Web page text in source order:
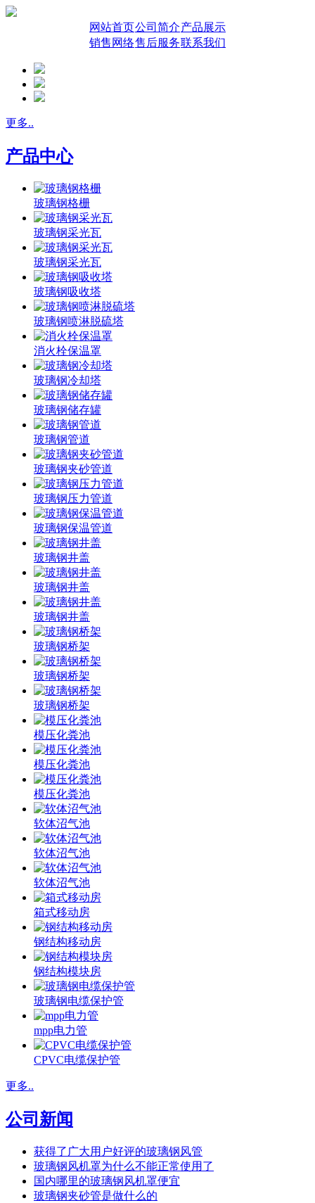
网站首页公司简介产品展示
销售网络售后服务联系我们
更多..
产品中心
玻璃钢格栅
玻璃钢采光瓦
玻璃钢采光瓦
玻璃钢吸收塔
玻璃钢喷淋脱硫塔
消火栓保温罩
玻璃钢冷却塔
玻璃钢储存罐
玻璃钢管道
玻璃钢夹砂管道
玻璃钢压力管道
玻璃钢保温管道
玻璃钢井盖
玻璃钢井盖
玻璃钢井盖
玻璃钢桥架
玻璃钢桥架
玻璃钢桥架
模压化粪池
模压化粪池
模压化粪池
软体沼气池
软体沼气池
软体沼气池
箱式移动房
钢结构移动房
钢结构模块房
玻璃钢电缆保护管
mpp电力管
CPVC电缆保护管
更多..
公司新闻
获得了广大用户好评的玻璃钢风管
玻璃钢风机罩为什么不能正常使用了
国内哪里的玻璃钢风机罩便宜
玻璃钢夹砂管是做什么的